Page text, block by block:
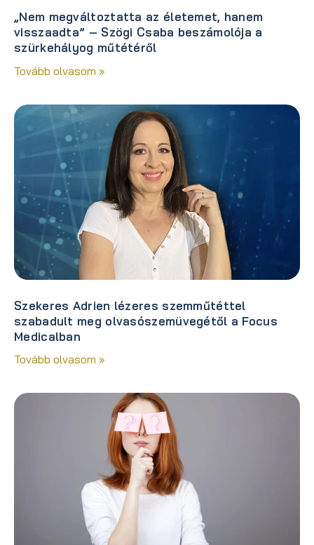
„Nem megváltoztatta az életemet, hanem
visszaadta” – Szögi Csaba beszámolója a
szürkehályog műtétéről
Tovább olvasom »
Szekeres Adrien lézeres szemműtéttel
szabadult meg olvasószemüvegétől a Focus
Medicalban
Tovább olvasom »